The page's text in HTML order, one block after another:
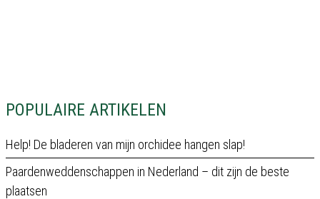
POPULAIRE ARTIKELEN
Help! De bladeren van mijn orchidee hangen slap!
Paardenweddenschappen in Nederland – dit zijn de beste
plaatsen